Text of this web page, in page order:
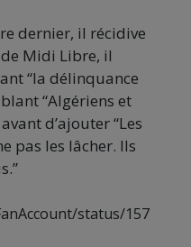
dernier, il récidive
Midi Libre, il
“la délinquance
“Algériens et
d’ajouter “Les
pas les lâcher. Ils
status/157